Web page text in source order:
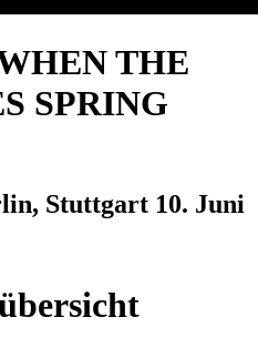
THE
SPRING
Stuttgart 10. Juni